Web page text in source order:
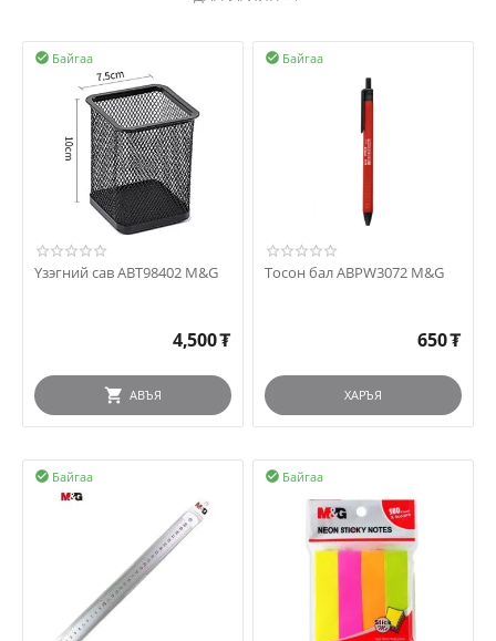
Байгаа

Үзэгний сав ABT98402 M&G
4,500₮
АВЪЯ
Байгаа

Тосон бал ABPW3072 М&G
650₮
ХАРЪЯ
Байгаа
 Байгаа
